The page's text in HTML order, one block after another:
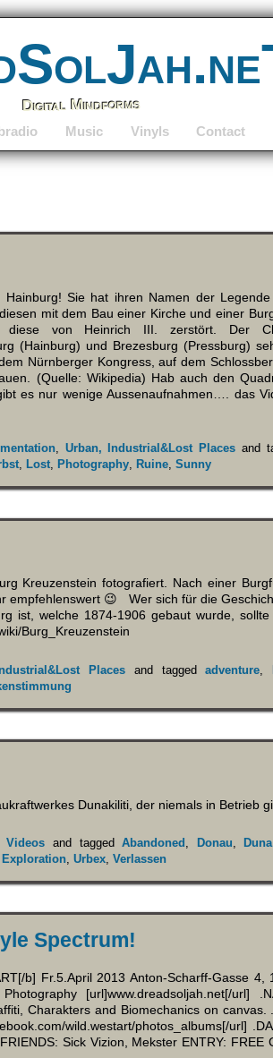
Digital Mindforms
Music Vinyls Contact
Sie hat ihren Namen der
mit dem Bau einer Kirche und einer
diese von Heinrich III. zerstört. Der
(Hainburg) und Brezesburg (Pressburg)
Nürnberger Kongress, auf dem
(Quelle: Wikipedia) Hab auch den
es nur wenige Aussenaufnahmen…. das
, Urban, Industrial&Lost Places and
, Lost, Photography, Ruine, Sunny
Kreuzenstein fotografiert. Nach einer
empfehlenswert 😉 Wer sich für die
ist, welche 1874-1906 gebaut wurde,
Burg_Kreuzenstein
Places and taggedadventure
Dunakiliti, der niemals in Betrieb
Videos and taggedAbandoned Donau Duna
, Urbex, Verlassen
Spectrum!
b] Fr.5.April 2013 Anton-Scharff-Gasse
[url]www.dreadsoljah.net[/url]
Charakters and Biomechanics on canvas.
wild.westart/photos_albums[/url]
Sick Vizion, Mekster ENTRY: FREE